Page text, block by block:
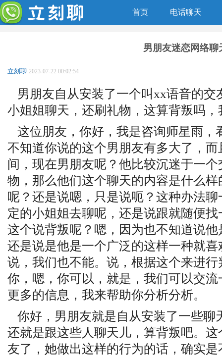
首页 电话聊天
男朋友迷恋网络聊
立刻聊 2023-07-22 00:02:54
男朋友自从安装了一个叫xx语音的交
小姐姐聊天，还刷礼物，这算背叛吗
这位朋友，你好，我是咨询师星雨，
不知道你说的这个男朋友有多大了，
间，现在男朋友呢？他比较沉迷于一
物，那么他们这个聊天的内容是什么
呢？还是说嗯，只是说呃？这种办法
定的小姐姐去聊呢，还是说跟就随便
这个说背叛呢？嗯，因为也不知道说
还是说是他是一个广泛的这样一种就
说，我们也不能。说，根据这个来进
你，嗯，你可以，就是，我们可以交
更多的信息，我来帮助你分析分析。
你好，男朋友就是自从安装了一些聊
还就是跟这些人聊天儿，算背叛吧。
友了，她做出这样的行为的话，确实